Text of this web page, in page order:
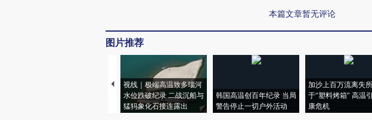
本篇文章暂无评论
图片推荐
视线｜极端高温致多瑙河
水位跌破纪录 二战沉船与
猛犸象化石接连露出
韩国高温创百年纪录 当局
警告停止一切户外活动
加沙上百万流离失
于“塑料烤箱” 高温
康危机